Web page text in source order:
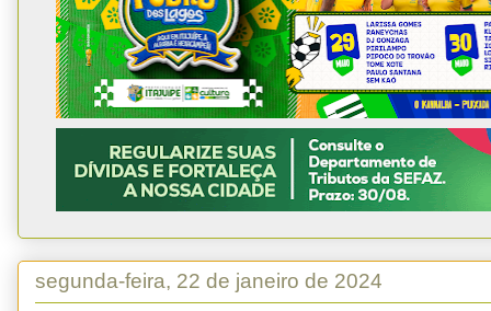
segunda-feira, 22 de janeiro de 2024